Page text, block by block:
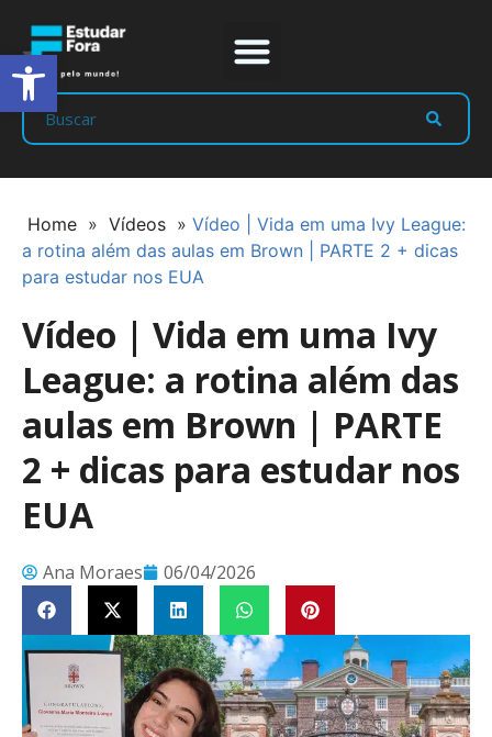
Home » Vídeos » Vídeo | Vida em uma Ivy League:
a rotina além das aulas em Brown | PARTE 2 + dicas
para estudar nos EUA
Vídeo | Vida em uma Ivy
League: a rotina além das
aulas em Brown | PARTE
2 + dicas para estudar nos
EUA
Ana Moraes 06/04/2026
Abrir a barra de ferramentas